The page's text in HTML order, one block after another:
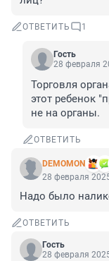
ОТВЕТИТЬ 1
Гость
28 февраля
Торговля
этот ребенок
не на органы.
ОТВЕТИТЬ
DEMOMON
28 февраля
Надо было
ОТВЕТИТЬ
Гость
28 февраля